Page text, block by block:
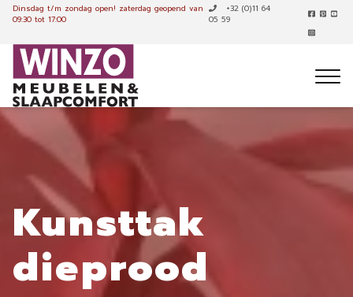
Dinsdag t/m zondag open! zaterdag geopend van
09:30 tot 17:00
+32 (0)11 64
05 59
Kunsttak
dieprood